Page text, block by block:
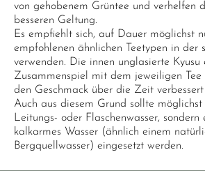
von gehobenem Grüntee und verhelfen
besseren Geltung.
Es empfiehlt sich, auf Dauer möglichst
empfohlenen ähnlichen Teetypen in der
verwenden. Die innen unglasierte Kyusu
Zusammenspiel mit dem jeweiligen
den Geschmack über die Zeit
Auch aus diesem Grund sollte
Leitungs- oder Flaschenwasser, sondern
kalkarmes Wasser (ähnlich einem
Bergquellwasser) eingesetzt werden.